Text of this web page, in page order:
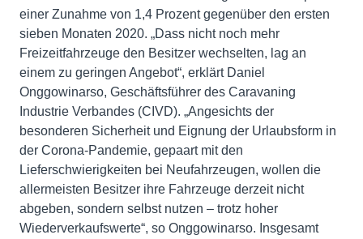
einer Zunahme von 1,4 Prozent gegenüber den ersten
sieben Monaten 2020. „Dass nicht noch mehr
Freizeitfahrzeuge den Besitzer wechselten, lag an
einem zu geringen Angebot“, erklärt Daniel
Onggowinarso, Geschäftsführer des Caravaning
Industrie Verbandes (CIVD). „Angesichts der
besonderen Sicherheit und Eignung der Urlaubsform in
der Corona-Pandemie, gepaart mit den
Lieferschwierigkeiten bei Neufahrzeugen, wollen die
allermeisten Besitzer ihre Fahrzeuge derzeit nicht
abgeben, sondern selbst nutzen – trotz hoher
Wiederverkaufswerte“, so Onggowinarso. Insgesamt